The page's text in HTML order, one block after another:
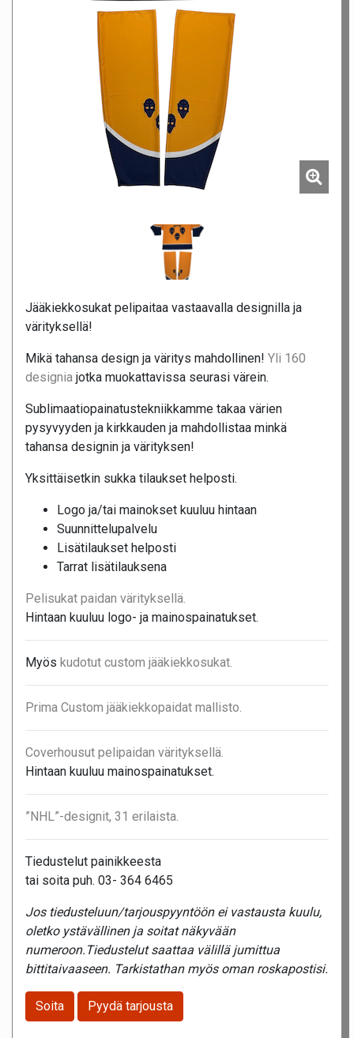
Jääkiekkosukat pelipaitaa vastaavalla designilla ja
värityksellä!
Mikä tahansa design ja väritys mahdollinen! Yli 160
designia jotka muokattavissa seurasi värein.
Sublimaatiopainatustekniikkamme takaa värien
pysyvyyden ja kirkkauden ja mahdollistaa minkä
tahansa designin ja värityksen!
Yksittäisetkin sukka tilaukset helposti.
Logo ja/tai mainokset kuuluu hintaan
Suunnittelupalvelu
Lisätilaukset helposti
Tarrat lisätilauksena
Pelisukat paidan värityksellä.
Hintaan kuuluu logo- ja mainospainatukset.
Myös kudotut custom jääkiekkosukat.
Prima Custom jääkiekkopaidat mallisto.
Coverhousut pelipaidan värityksellä.
Hintaan kuuluu mainospainatukset.
”NHL”-designit, 31 erilaista.
Tiedustelut painikkeesta
tai soita puh. 03- 364 6465
Jos tiedusteluun/tarjouspyyntöön ei vastausta kuulu,
oletko ystävällinen ja soitat näkyvään
numeroon.Tiedustelut saattaa välillä jumittua
bittitaivaaseen. Tarkistathan myös oman roskapostisi.
Soita Pyydä tarjousta